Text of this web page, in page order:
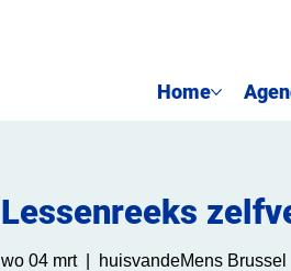
Home
Lessenreeks
wo 04 mrt
  |
huisvandeMens Brussel